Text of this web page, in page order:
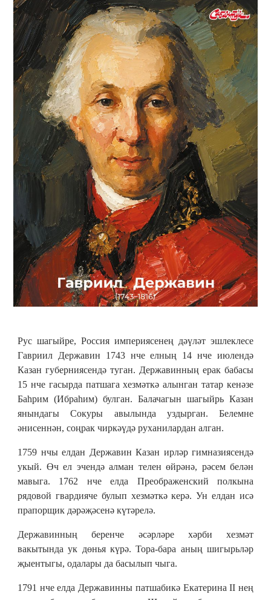
Рус шагыйре, Россия империясенең дәүләт эшлеклесе
Гавриил Державин 1743 нче елның 14 нче июлендә
Казан губерниясендә туган. Державинның ерак бабасы
15 нче гасырда патшага хезмәткә алынган татар кенәзе
Баһрим (Ибраһим) булган. Балачагын шагыйрь Казан
янындагы Сокуры авылында уздырган. Белемне
әнисеннән, соңрак чиркәүдә руханилардан алган.
1759 нчы елдан Державин Казан ирләр гимназиясендә
укый. Өч ел эчендә алман телен өйрәнә, рәсем белән
мавыга. 1762 нче елда Преображенский полкына
рядовой гвардияче булып хезмәткә керә. Ун елдан исә
прапорщик дәрәҗәсенә күтәрелә.
Державинның беренче әсәрләре хәрби хезмәт
вакытында ук дөнья күрә. Тора-бара аның шигырьләр
җыентыгы, одалары да басылып чыга.
1791 нче елда Державинны патшабикә Екатерина II нең